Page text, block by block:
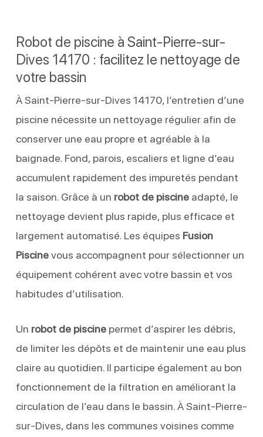
Robot de piscine à Saint-Pierre-sur-
Dives 14170 : facilitez le nettoyage de
votre bassin
À Saint-Pierre-sur-Dives 14170, l’entretien d’une
piscine nécessite un nettoyage régulier afin de
conserver une eau propre et agréable à la
baignade. Fond, parois, escaliers et ligne d’eau
accumulent rapidement des impuretés pendant
la saison. Grâce à un robot de piscineadapté, le
nettoyage devient plus rapide, plus efficace et
largement automatisé. Les équipes Fusion
Piscinevous accompagnent pour sélectionner un
équipement cohérent avec votre bassin et vos
habitudes d’utilisation.
Un robot de piscinepermet d’aspirer les débris,
de limiter les dépôts et de maintenir une eau plus
claire au quotidien. Il participe également au bon
fonctionnement de la filtration en améliorant la
circulation de l’eau dans le bassin. À Saint-Pierre-
sur-Dives, dans les communes voisines comme